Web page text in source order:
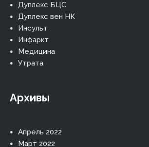
Дуплекс БЦС
Дуплекс вен НК
Инсульт
Инфаркт
Медицина
Утрата
Архивы
Апрель 2022
Март 2022